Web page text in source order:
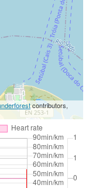
contributors,